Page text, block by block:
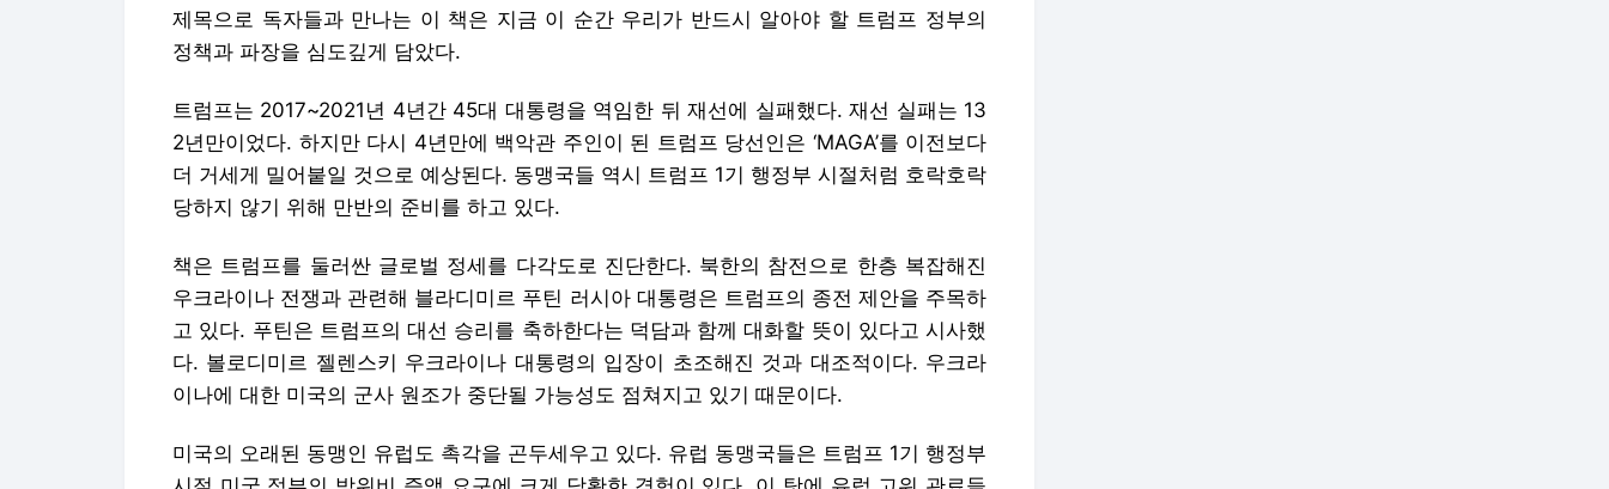
제목으로 독자들과 만나는 이 책은 지금 이 순간 우리가 반드시 알아야 할 트럼프 정부의
정책과 파장을 심도깊게 담았다.
트럼프는 2017~2021년 4년간 45대 대통령을 역임한 뒤 재선에 실패했다. 재선 실패는 13
2년만이었다. 하지만 다시 4년만에 백악관 주인이 된 트럼프 당선인은 ‘MAGA’를 이전보다
더 거세게 밀어붙일 것으로 예상된다. 동맹국들 역시 트럼프 1기 행정부 시절처럼 호락호락
당하지 않기 위해 만반의 준비를 하고 있다.
책은 트럼프를 둘러싼 글로벌 정세를 다각도로 진단한다. 북한의 참전으로 한층 복잡해진
우크라이나 전쟁과 관련해 블라디미르 푸틴 러시아 대통령은 트럼프의 종전 제안을 주목하
고 있다. 푸틴은 트럼프의 대선 승리를 축하한다는 덕담과 함께 대화할 뜻이 있다고 시사했
다. 볼로디미르 젤렌스키 우크라이나 대통령의 입장이 초조해진 것과 대조적이다. 우크라
이나에 대한 미국의 군사 원조가 중단될 가능성도 점쳐지고 있기 때문이다.
미국의 오래된 동맹인 유럽도 촉각을 곤두세우고 있다. 유럽 동맹국들은 트럼프 1기 행정부